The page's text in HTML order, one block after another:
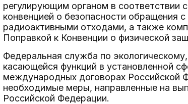
регулирующим органом в соответствии
конвенцией о безопасности обращения
радиоактивными отходами, а также
Поправкой к Конвенции о физической
Федеральная служба по
касающейся функций в установленной
международных договорах Российской
необходимые меры, направленные на
Российской Федерации.